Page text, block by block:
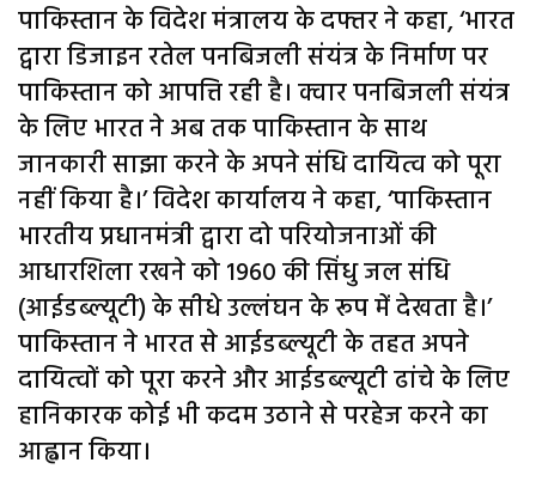
पाकिस्तान के विदेश मंत्रालय के दफ्तर ने कहा, ‘भारत
द्वारा डिजाइन रतेल पनबिजली संयंत्र के निर्माण पर
पाकिस्तान को आपत्ति रही है। क्वार पनबिजली संयंत्र
के लिए भारत ने अब तक पाकिस्तान के साथ
जानकारी साझा करने के अपने संधि दायित्व को पूरा
नहीं किया है।’ विदेश कार्यालय ने कहा, ‘पाकिस्तान
भारतीय प्रधानमंत्री द्वारा दो परियोजनाओं की
आधारशिला रखने को 1960 की सिंधु जल संधि
(आईडब्ल्यूटी) के सीधे उल्लंघन के रूप में देखता है।’
पाकिस्तान ने भारत से आईडब्ल्यूटी के तहत अपने
दायित्वों को पूरा करने और आईडब्ल्यूटी ढांचे के लिए
हानिकारक कोई भी कदम उठाने से परहेज करने का
आह्वान किया।